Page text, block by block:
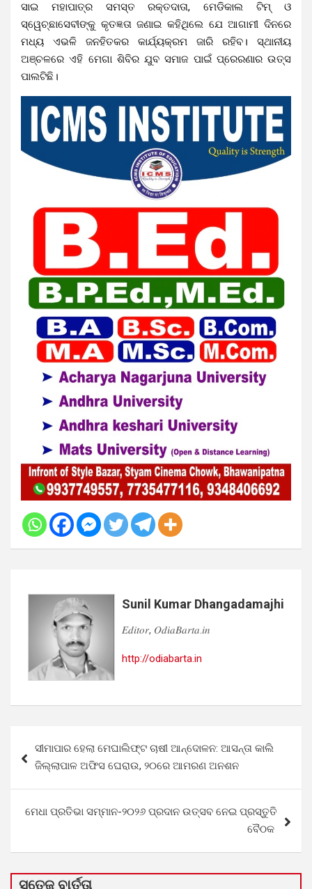
ସାଇ ମହାପାତ୍ର ସମସ୍ତ ରକ୍ତଦାତା, ମେଡିକାଲ ଟିମ୍ ଓ
ସ୍ୱେଚ୍ଛାସେବୀଙ୍କୁ କୃତଜ୍ଞତା ଜଣାଇ କହିଥିଲେ ଯେ ଆଗାମୀ ଦିନରେ
ମଧ୍ୟ ଏଭଳି ଜନହିତକର କାର୍ଯ୍ୟକ୍ରମ ଜାରି ରହିବ। ସ୍ଥାନୀୟ
ଅଞ୍ଚଳରେ ଏହି ମେଗା ଶିବିର ଯୁବ ସମାଜ ପାଇଁ ପ୍ରେରଣାର ଉତ୍ସ
ପାଲଟିଛି।
Sunil Kumar Dhangadamajhi
𝐸𝑑𝑖𝑡𝑜𝑟, 𝑂𝑑𝑖𝑎𝐵𝑎𝑟𝑡𝑎.𝑖𝑛
http://odiabarta.in
navigation
ସୀମାପାର ହେଲା ମେଘାଲିଫ୍ଟ ଚାଷୀ ଆନ୍ଦୋଳନ: ଆସନ୍ତା କାଲି
ଜିଲ୍ଲାପାଳ ଅଫିସ ଘେରାଉ, ୨୦ରେ ଆମରଣ ଅନଶନ
ମେଧା ପ୍ରତିଭା ସମ୍ମାନ-୨୦୨୬ ପ୍ରଦାନ ଉତ୍ସବ ନେଇ ପ୍ରସ୍ତୁତି
ବୈଠକ
ସତେଜ ବାର୍ତ୍ତା